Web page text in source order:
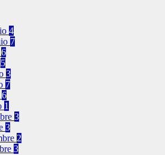
4
7
6
5
3
7
6
1
3
3
2
3